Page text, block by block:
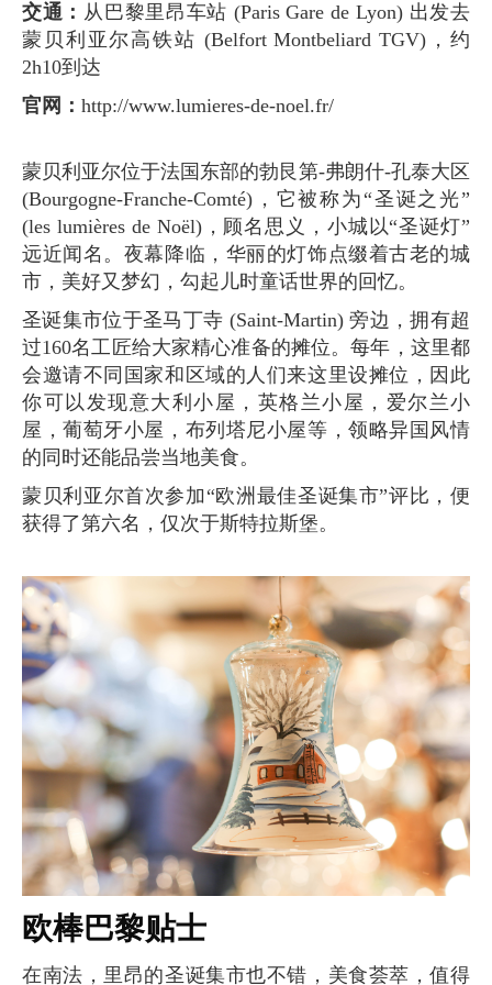
交通： 从巴黎里昂车站 (Paris Gare de Lyon) 出发去
蒙贝利亚尔高铁站 (Belfort Montbeliard TGV)，约
2h10到达
官网： http://www.lumieres-de-noel.fr/
蒙贝利亚尔位于法国东部的勃艮第-弗朗什-孔泰大区
(Bourgogne-Franche-Comté)，它被称为“圣诞之光”
(les lumières de Noël)，顾名思义，小城以“圣诞灯”
远近闻名。夜幕降临，华丽的灯饰点缀着古老的城
市，美好又梦幻，勾起儿时童话世界的回忆。
圣诞集市位于圣马丁寺 (Saint-Martin) 旁边，拥有超
过160名工匠给大家精心准备的摊位。每年，这里都
会邀请不同国家和区域的人们来这里设摊位，因此
你可以发现意大利小屋，英格兰小屋，爱尔兰小
屋，葡萄牙小屋，布列塔尼小屋等，领略异国风情
的同时还能品尝当地美食。
蒙贝利亚尔首次参加“欧洲最佳圣诞集市”评比，便
获得了第六名，仅次于斯特拉斯堡。
欧棒巴黎贴士
在南法，里昂的圣诞集市也不错，美食荟萃，值得